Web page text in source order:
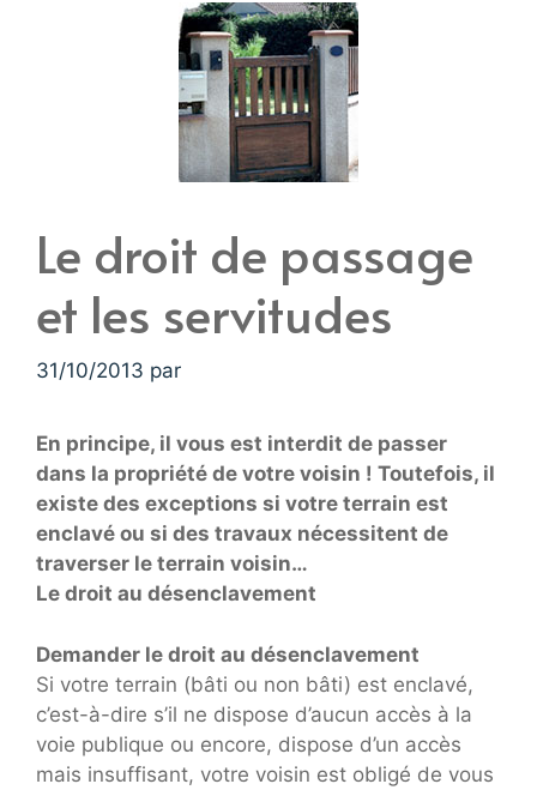
Le droit de passage
et les servitudes
31/10/2013 par
En principe, il vous est interdit de passer
dans la propriété de votre voisin ! Toutefois, il
existe des exceptions si votre terrain est
enclavé ou si des travaux nécessitent de
traverser le terrain voisin…
Le droit au désenclavement
Demander le droit au désenclavement
Si votre terrain (bâti ou non bâti) est enclavé,
c’est-à-dire s’il ne dispose d’aucun accès à la
voie publique ou encore, dispose d’un accès
mais insuffisant, votre voisin est obligé de vous